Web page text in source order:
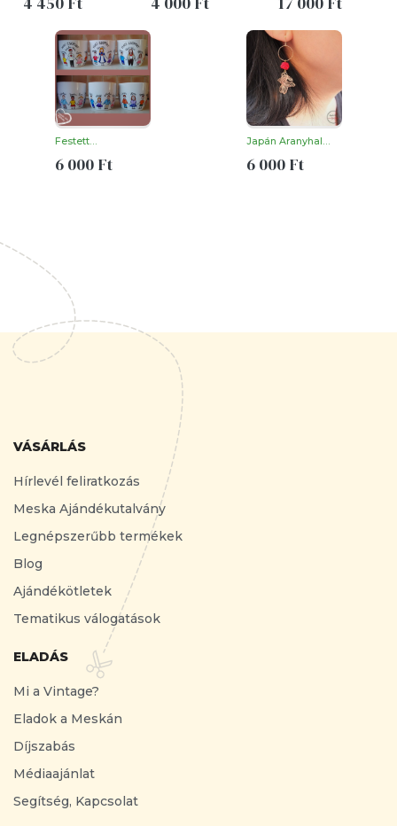
VÁSÁRLÁS
Hírlevél feliratkozás
Meska Ajándékutalvány
Legnépszerűbb termékek
Blog
Ajándékötletek
Tematikus válogatások
ELADÁS
Mi a Vintage?
Eladok a Meskán
Díjszabás
Médiaajánlat
Segítség, Kapcsolat